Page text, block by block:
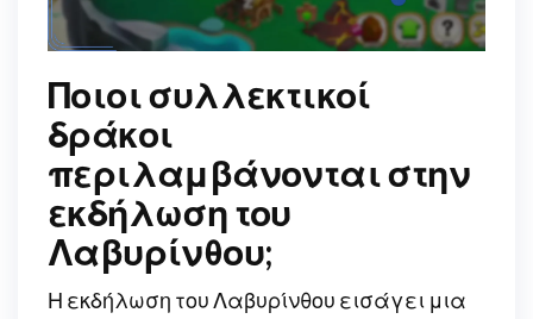
Ποιοι συλλεκτικοί
δράκοι
περιλαμβάνονται στην
εκδήλωση του
Λαβυρίνθου;
Η εκδήλωση του Λαβυρίνθου εισάγει μια